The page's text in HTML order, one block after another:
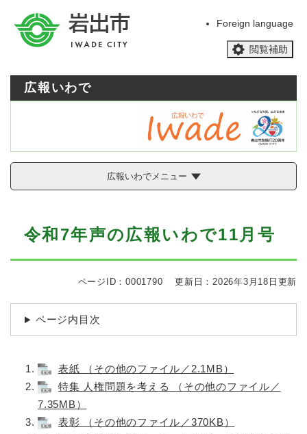
Foreign language
閲覧補助
広報いわで
広報いわでメニュー
令和7年声の広報いわで11月号
ページID：0001790 更新日：2026年3月18日更新
ページ内目次
表紙 （その他のファイル／2.1MB）
特集 人権問題を考える （その他のファイル／
7.35MB）
表彰 （その他のファイル／370KB）